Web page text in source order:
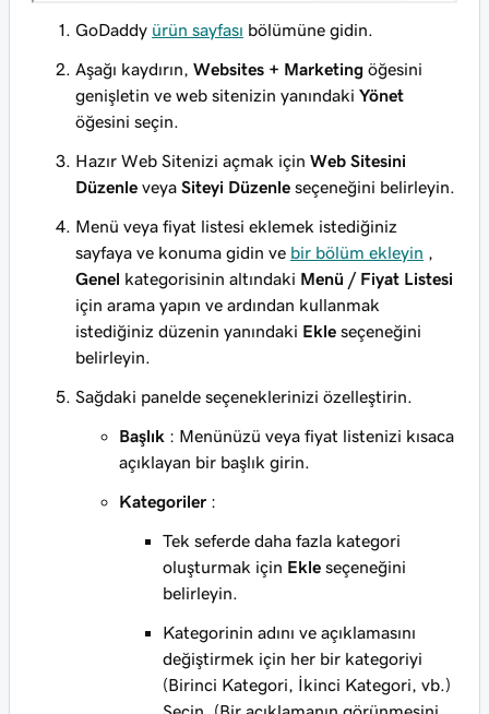
GoDaddy ürün sayfası bölümüne gidin.
Aşağı kaydırın, Websites + Marketing öğesini
genişletin ve web sitenizin yanındaki Yönet
öğesini seçin.
Hazır Web Sitenizi açmak için Web Sitesini
Düzenle veya Siteyi Düzenle seçeneğini belirleyin.
Menü veya fiyat listesi eklemek istediğiniz
sayfaya ve konuma gidin ve bir bölüm ekleyin
Genel kategorisinin altındaki Menü / Fiyat Listesi
için arama yapın ve ardından kullanmak
istediğiniz düzenin yanındaki Ekle seçeneğini
belirleyin.
Sağdaki panelde seçeneklerinizi özelleştirin.
Başlık : Menünüzü veya fiyat listenizi kısaca
açıklayan bir başlık girin.
Kategoriler :
Tek seferde daha fazla kategori
oluşturmak için Ekle seçeneğini
belirleyin.
Kategorinin adını ve açıklamasını
değiştirmek için her bir kategoriyi
(Birinci Kategori, İkinci Kategori, vb.)
Seçin. (Bir açıklamanın görünmesini